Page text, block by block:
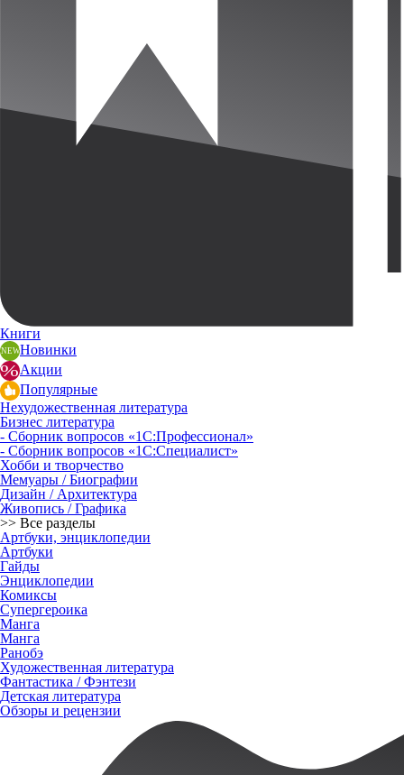
Книги
Новинки
Акции
Популярные
Нехудожественная литература
Бизнес литература
- Сборник вопросов «1С:Профессионал»
- Сборник вопросов «1С:Специалист»
Хобби и творчество
Мемуары / Биографии
Дизайн / Архитектура
Живопись / Графика
>> Все разделы
Артбуки, энциклопедии
Артбуки
Гайды
Энциклопедии
Комиксы
Супергероика
Манга
Манга
Ранобэ
Художественная литература
Фантастика / Фэнтези
Детская литература
Обзоры и рецензии